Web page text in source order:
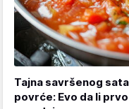
Tajna savršenog
povrće: Evo da li